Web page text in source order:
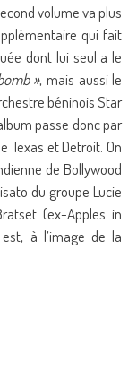
volume va plus
qui fait
dont lui seul a le
», mais aussi le
béninois Star
passe donc par
Texas et Detroit. On
de Bollywood
du groupe Lucie
(ex-Apples in
à l’image de la